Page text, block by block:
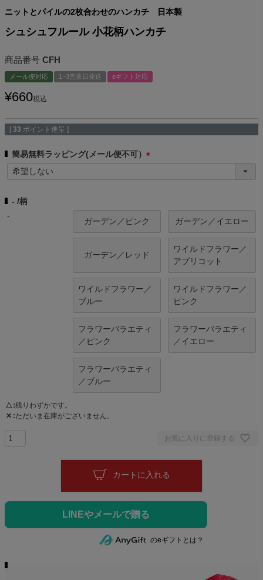
ニットとパイルの2枚合わせのハンカチ 日本製
シュシュフルール 小花柄ハンカチ
商品番号 CFH
メール便対応 1~3営業日発送 eギフト対応
¥660税込
[ 33 ポイント進呈 ]
簡易無料ラッピング(メール便不可）
必
- 柄
-
ガーデン／ピンク ガーデン／イエロー
ガーデン／レッド
ワイルドフラワー／
アプリコット
ワイルドフラワー／
ブルー
ワイルドフラワー／
ピンク
フラワーバラエティ
／ピンク
フラワーバラエティ
／イエロー
フラワーバラエティ
／ブルー
△ 残りわずかです。
✕ ただいま在庫がございません。
お気に入りに登録する
カートに入れる
のeギフトとは？